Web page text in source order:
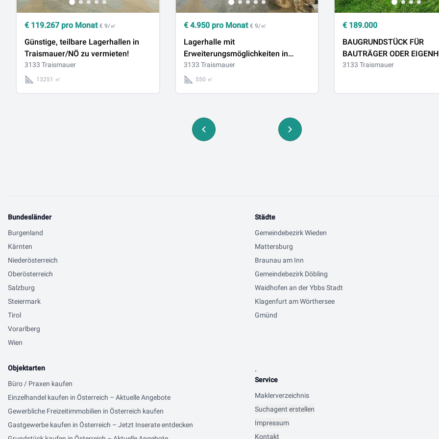
€ 119.267 pro Monat € 9/㎡
Günstige, teilbare Lagerhallen in
Traismauer/NÖ zu vermieten!
3133 Traismauer
13251 ㎡
€ 4.950pro Monat € 9/㎡
Lagerhalle mit
Erweiterungsmöglichkeiten in
Traismauer NÖ zu vermieten!
3133 Traismauer
550 ㎡
€ 189.000
BAUGRUNDSTÜCK FÜR
BAUTRÄGER ODER
SONNIGER LAGE
3133 Traismauer
Bundesländer
Burgenland
Kärnten
Niederösterreich
Oberösterreich
Salzburg
Steiermark
Tirol
Vorarlberg
Wien
Städte
Gemeindebezirk Wieden
Mattersburg
Braunau am Inn
Gemeindebezirk Döbling
Waidhofen an der Ybbs Stadt
Klagenfurt am Wörthersee
Gmünd
Objektarten
Büro / Praxen kaufen
Einzelhandel kaufen in Österreich – Aktuelle Angebote
Gewerbliche Freizeitimmobilien in Österreich kaufen
Gastgewerbe kaufen in Österreich – Jetzt Inserate entdecken
.
Service
Maklerverzeichnis
Suchagent erstellen
Impressum
Kontakt